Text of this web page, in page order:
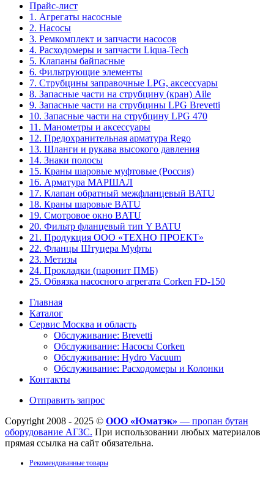
Прайс-лист
1. Агрегаты насосные
2. Насосы
3. Ремкомплект и запчасти насосов
4. Расходомеры и запчасти Liqua-Tech
5. Клапаны байпасные
6. Фильтрующие элементы
7. Струбцины заправочные LPG, аксессуары
8. Запасные части на струбцину (кран) Aile
9. Запасные части на струбцины LPG Brevetti
10. Запасные части на струбцину LPG 470
11. Манометры и аксессуары
12. Предохранительная арматура Rego
13. Шланги и рукава высокого давления
14. Знаки полосы
15. Краны шаровые муфтовые (Россия)
16. Арматура МАРШАЛ
17. Клапан обратный межфланцевый BATU
18. Краны шаровые BATU
19. Смотровое окно BATU
20. Фильтр фланцевый тип Y BATU
21. Продукция ООО «ТЕХНО ПРОЕКТ»
22. Фланцы Штуцера Муфты
23. Метизы
24. Прокладки (паронит ПМБ)
25. Обвязка насосного агрегата Corken FD-150
Главная
Каталог
Сервис Москва и область
Обслуживание: Brevetti
Обслуживание: Насосы Corken
Обслуживание: Hydro Vacuum
Обслуживание: Расходомеры и Колонки
Контакты
Отправить запрос
Copyright 2008 - 2025 © ООО «Юматэк» — пропан бутан
оборудование АГЗС. При использовании любых материалов
прямая ссылка на сайт обязательна.
Рекомендованные товары